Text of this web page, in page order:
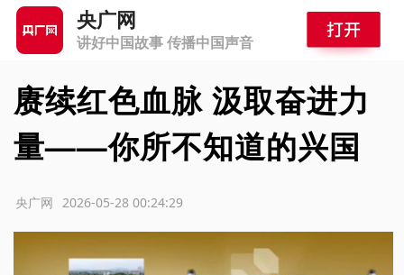
央广网
讲好中国故事 传播中国声音
赓续红色血脉 汲取奋进力
量——你所不知道的兴国
2026-05-28 00:24:29
央广网